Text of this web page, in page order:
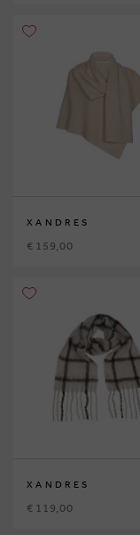
XANDRES
€ 159,00
XANDRES
€ 119,00